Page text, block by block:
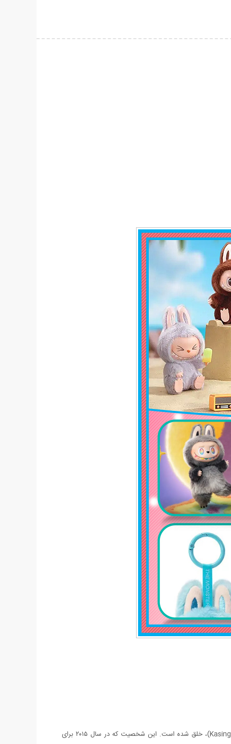
شخصیت لبوبو (Labubu) یکی از برجسته‌ترین کاراکترهای مجموعه “The Monsters” است که توسط هنرمند هنگ‌کنگی، کازینگ لانگ (Kasing Lung)، خلق شده است. این شخصیت که در سال ۲۰۱۵ برای